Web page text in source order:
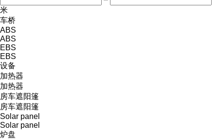
米
车桥
ABS
ABS
EBS
EBS
设备
加热器
加热器
房车遮阳篷
房车遮阳篷
Solar panel
Solar panel
炉盘